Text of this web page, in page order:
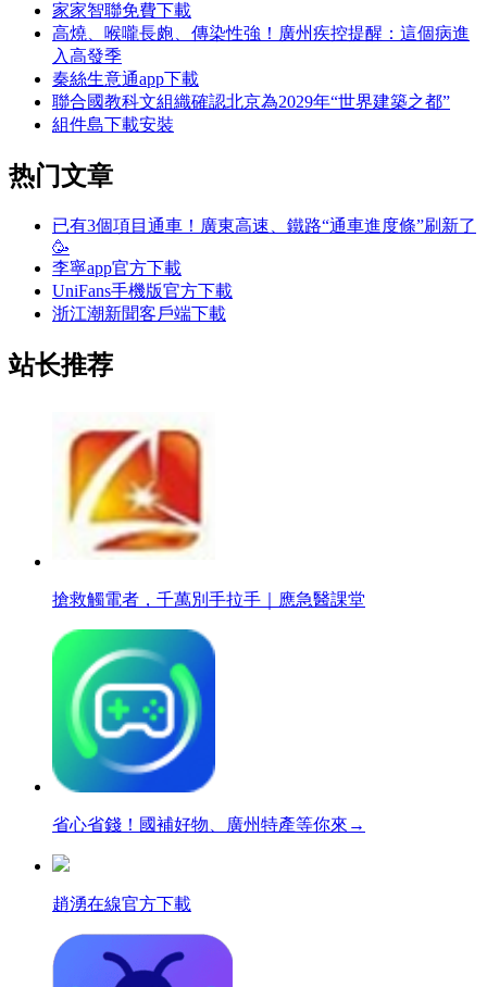
家家智聯免費下載
高燒、喉嚨長皰、傳染性強！廣州疾控提醒：這個病進
入高發季
秦絲生意通app下載
聯合國教科文組織確認北京為2029年“世界建築之都”
組件島下載安裝
热门文章
已有3個項目通車！廣東高速、鐵路“通車進度條”刷新了
🥳
李寧app官方下載
UniFans手機版官方下載
浙江潮新聞客戶端下載
站长推荐
搶救觸電者，千萬別手拉手｜應急醫課堂
省心省錢！國補好物、廣州特產等你來→
趙湧在線官方下載